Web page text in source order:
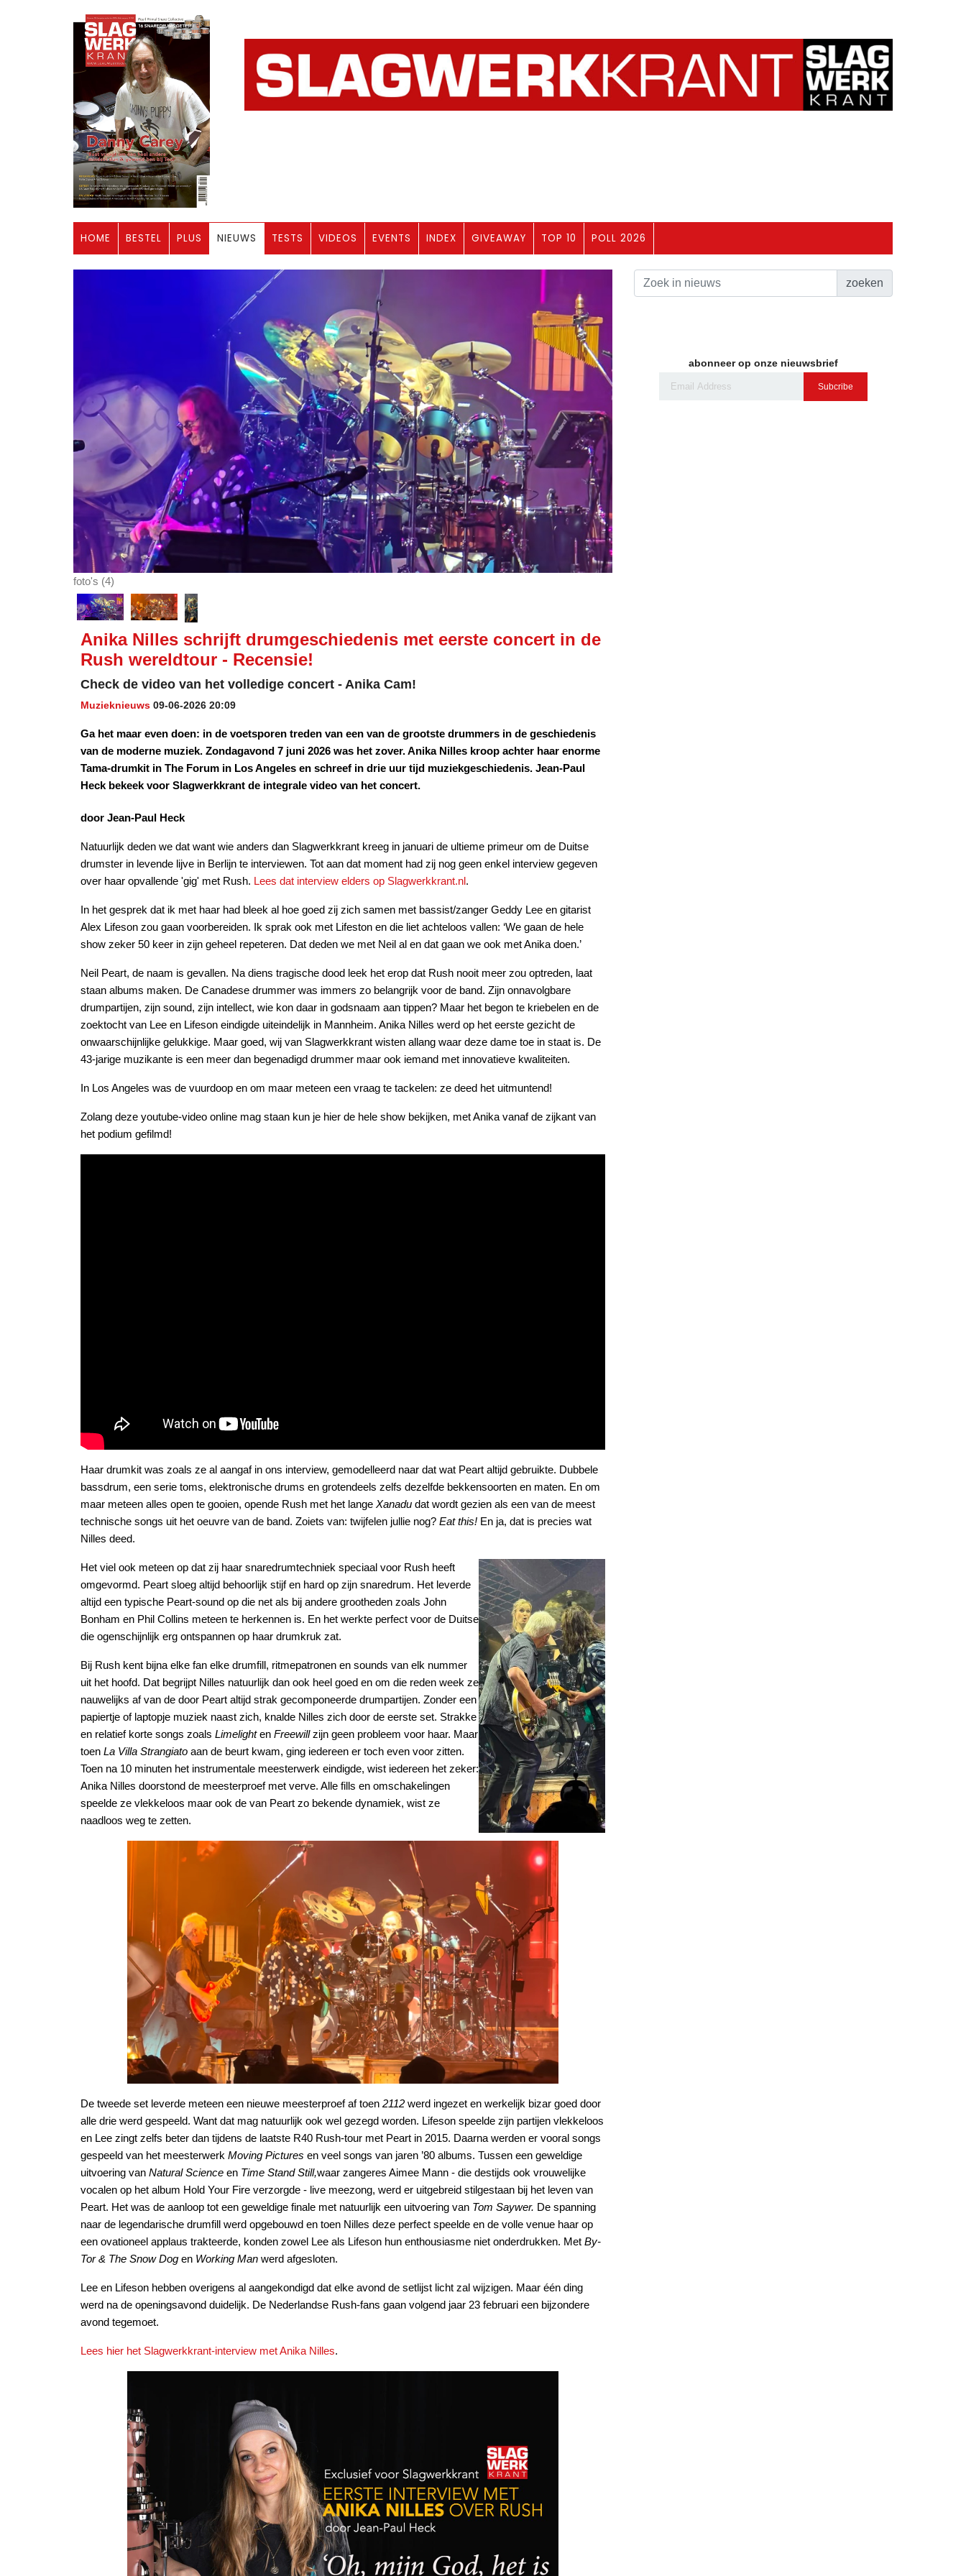
HOME BESTEL PLUS NIEUWS TESTS VIDEOS EVENTS INDEX GIVEAWAY TOP 10 POLL 2026
foto's (4)
Anika Nilles schrijft drumgeschiedenis met eerste concert in de
Rush wereldtour - Recensie!
Check de video van het volledige concert - Anika Cam!
Muzieknieuws 09-06-2026 20:09
Ga het maar even doen: in de voetsporen treden van een van de grootste drummers in de geschiedenis
van de moderne muziek. Zondagavond 7 juni 2026 was het zover. Anika Nilles kroop achter haar enorme
Tama-drumkit in The Forum in Los Angeles en schreef in drie uur tijd muziekgeschiedenis. Jean-Paul
Heck bekeek voor Slagwerkkrant de integrale video van het concert.
door Jean-Paul Heck
Natuurlijk deden we dat want wie anders dan Slagwerkkrant kreeg in januari de ultieme primeur om de Duitse
drumster in levende lijve in Berlijn te interviewen. Tot aan dat moment had zij nog geen enkel interview gegeven
over haar opvallende 'gig' met Rush. Lees dat interview elders op Slagwerkkrant.nl.
In het gesprek dat ik met haar had bleek al hoe goed zij zich samen met bassist/zanger Geddy Lee en gitarist
Alex Lifeson zou gaan voorbereiden. Ik sprak ook met Lifeston en die liet achteloos vallen: ‘We gaan de hele
show zeker 50 keer in zijn geheel repeteren. Dat deden we met Neil al en dat gaan we ook met Anika doen.’
Neil Peart, de naam is gevallen. Na diens tragische dood leek het erop dat Rush nooit meer zou optreden, laat
staan albums maken. De Canadese drummer was immers zo belangrijk voor de band. Zijn onnavolgbare
drumpartijen, zijn sound, zijn intellect, wie kon daar in godsnaam aan tippen? Maar het begon te kriebelen en de
zoektocht van Lee en Lifeson eindigde uiteindelijk in Mannheim. Anika Nilles werd op het eerste gezicht de
onwaarschijnlijke gelukkige. Maar goed, wij van Slagwerkkrant wisten allang waar deze dame toe in staat is. De
43-jarige muzikante is een meer dan begenadigd drummer maar ook iemand met innovatieve kwaliteiten.
In Los Angeles was de vuurdoop en om maar meteen een vraag te tackelen: ze deed het uitmuntend!
Zolang deze youtube-video online mag staan kun je hier de hele show bekijken, met Anika vanaf de zijkant van
het podium gefilmd!
Haar drumkit was zoals ze al aangaf in ons interview, gemodelleerd naar dat wat Peart altijd gebruikte. Dubbele
bassdrum, een serie toms, elektronische drums en grotendeels zelfs dezelfde bekkensoorten en maten. En om
maar meteen alles open te gooien, opende Rush met het lange Xanadu dat wordt gezien als een van de meest
technische songs uit het oeuvre van de band. Zoiets van: twijfelen jullie nog? Eat this! En ja, dat is precies wat
Nilles deed.
Het viel ook meteen op dat zij haar snaredrumtechniek speciaal voor Rush heeft
omgevormd. Peart sloeg altijd behoorlijk stijf en hard op zijn snaredrum. Het leverde
altijd een typische Peart-sound op die net als bij andere grootheden zoals John
Bonham en Phil Collins meteen te herkennen is. En het werkte perfect voor de Duitse
die ogenschijnlijk erg ontspannen op haar drumkruk zat.
Bij Rush kent bijna elke fan elke drumfill, ritmepatronen en sounds van elk nummer
uit het hoofd. Dat begrijpt Nilles natuurlijk dan ook heel goed en om die reden week ze
nauwelijks af van de door Peart altijd strak gecomponeerde drumpartijen. Zonder een
papiertje of laptopje muziek naast zich, knalde Nilles zich door de eerste set. Strakke
en relatief korte songs zoals Limelighten Freewillzijn geen probleem voor haar. Maar
toen La Villa Strangiato aan de beurt kwam, ging iedereen er toch even voor zitten.
Toen na 10 minuten het instrumentale meesterwerk eindigde, wist iedereen het zeker:
Anika Nilles doorstond de meesterproef met verve. Alle fills en omschakelingen
speelde ze vlekkeloos maar ook de van Peart zo bekende dynamiek, wist ze
naadloos weg te zetten.
De tweede set leverde meteen een nieuwe meesterproef af toen 2112 werd ingezet en werkelijk bizar goed door
alle drie werd gespeeld. Want dat mag natuurlijk ook wel gezegd worden. Lifeson speelde zijn partijen vlekkeloos
en Lee zingt zelfs beter dan tijdens de laatste R40 Rush-tour met Peart in 2015. Daarna werden er vooral songs
gespeeld van het meesterwerk Moving Pictures en veel songs van jaren ’80 albums. Tussen een geweldige
uitvoering van Natural Science en Time Stand Still,waar zangeres Aimee Mann - die destijds ook vrouwelijke
vocalen op het album Hold Your Fire verzorgde - live meezong, werd er uitgebreid stilgestaan bij het leven van
Peart. Het was de aanloop tot een geweldige finale met natuurlijk een uitvoering van Tom Saywer. De spanning
naar de legendarische drumfill werd opgebouwd en toen Nilles deze perfect speelde en de volle venue haar op
een ovationeel applaus trakteerde, konden zowel Lee als Lifeson hun enthousiasme niet onderdrukken. Met By-
Tor & The Snow Dog en Working Man werd afgesloten.
Lee en Lifeson hebben overigens al aangekondigd dat elke avond de setlijst licht zal wijzigen. Maar één ding
werd na de openingsavond duidelijk. De Nederlandse Rush-fans gaan volgend jaar 23 februari een bijzondere
avond tegemoet.
Lees hier het Slagwerkkrant-interview met Anika Nilles.
zoeken
abonneer op onze nieuwsbrief
Subcribe